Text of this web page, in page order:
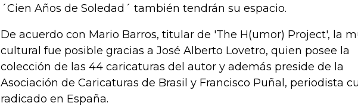
´Cien Años de Soledad´ también tendrán su espacio.
De acuerdo con Mario Barros, titular de 'The H(umor) Project', la
cultural fue posible gracias a José Alberto Lovetro, quien posee la
colección de las 44 caricaturas del autor y además preside de la
Asociación de Caricaturas de Brasil y Francisco Puñal, periodista
radicado en España.